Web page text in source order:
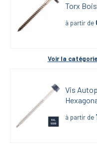
Torx
à partir de
Voir la catégorie
Vis
à partir de